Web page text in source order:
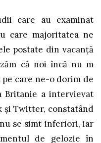
care au examinat
care majoritatea ne
postate din vacanță
că noi încă nu m
care ne-o dorim de
Britanie a intervievat
și Twitter, constatând
se simt inferiori, iar
de gelozie în